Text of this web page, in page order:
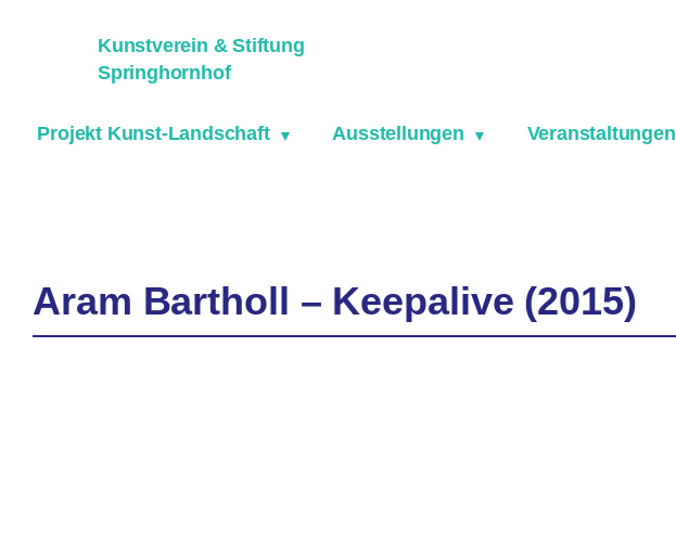
Kunstverein & Stiftung
Springhornhof
Projekt Kunst-Landschaft Ausstellungen Veranstaltungen
Aram Bartholl – Keepalive (2015)